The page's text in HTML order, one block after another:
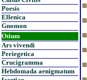
Poesis
Ellenica
Gnomon
Otium
Ars vivendi
Periegetica
Crucigramma
Hebdomada aenigmatum